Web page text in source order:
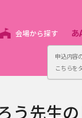
申込内容
こちらを
会場から探す
う先生